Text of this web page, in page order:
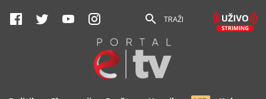
TRAŽI